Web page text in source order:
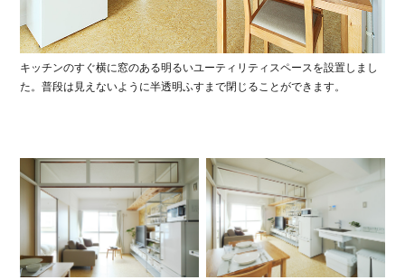
キッチンのすぐ横に窓のある明るいユーティリティスペースを設置しまし
た。普段は見えないように半透明ふすまで閉じることができます。